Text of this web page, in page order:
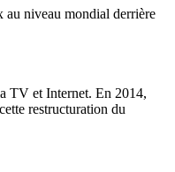
au niveau mondial derrière
TV et Internet. En 2014,
restructuration du